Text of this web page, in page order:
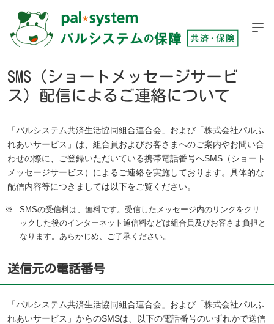
SMS（ショートメッセージサービ
ス）配信によるご連絡について
「パルシステム共済生活協同組合連合会」および「株式会社パルふ
れあいサービス」は、組合員およびお客さまへのご案内やお問い合
わせの際に、ご登録いただいている携帯電話番号へSMS（ショート
メッセージサービス）によるご連絡を実施しております。具体的な
配信内容等につきましては以下をご覧ください。
※
SMSの受信料は、無料です。受信したメッセージ内のリンクをクリ
ックした後のインターネット通信料などは組合員及びお客さま負担と
なります。あらかじめ、ご了承ください。
送信元の電話番号
「パルシステム共済生活協同組合連合会」および「株式会社パルふ
れあいサービス」からのSMSは、以下の電話番号のいずれかで送信